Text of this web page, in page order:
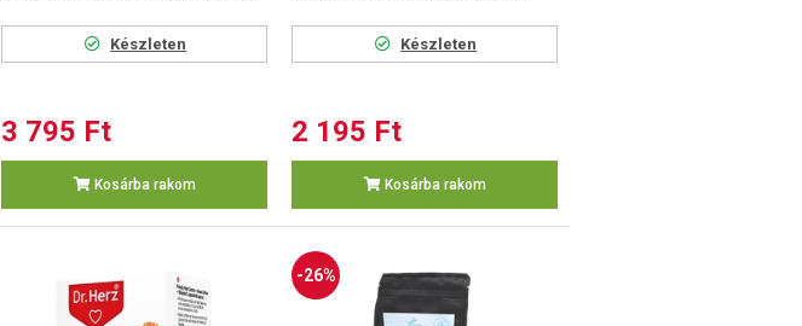
Készleten
3 795 Ft
Kosárba rakom
Készleten
2 195 Ft
Kosárba rakom
-26%